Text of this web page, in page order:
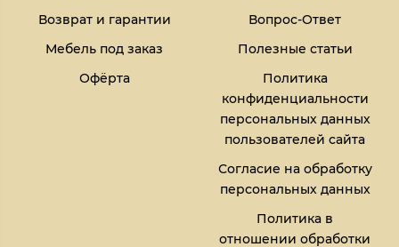
Возврат и гарантии
Мебель под заказ
Офёрта
Вопрос-Ответ
Полезные статьи
Политика
конфиденциальности
персональных данных
пользователей сайта
Согласие на обработку
персональных данных
Политика в
отношении обработки